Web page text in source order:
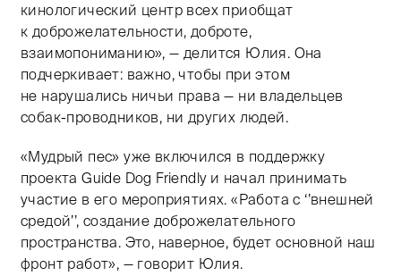
кинологический центр всех приобщат
к доброжелательности, доброте,
взаимопониманию», — делится Юлия. Она
подчеркивает: важно, чтобы при этом
не нарушались ничьи права — ни владельцев
собак-проводников, ни других людей.
«Мудрый пес» уже включился в поддержку
проекта Guide Dog Friendly и начал принимать
участие в его мероприятиях. «Работа с ‘’внешней
средой’’, создание доброжелательного
пространства. Это, наверное, будет основной наш
фронт работ», — говорит Юлия.